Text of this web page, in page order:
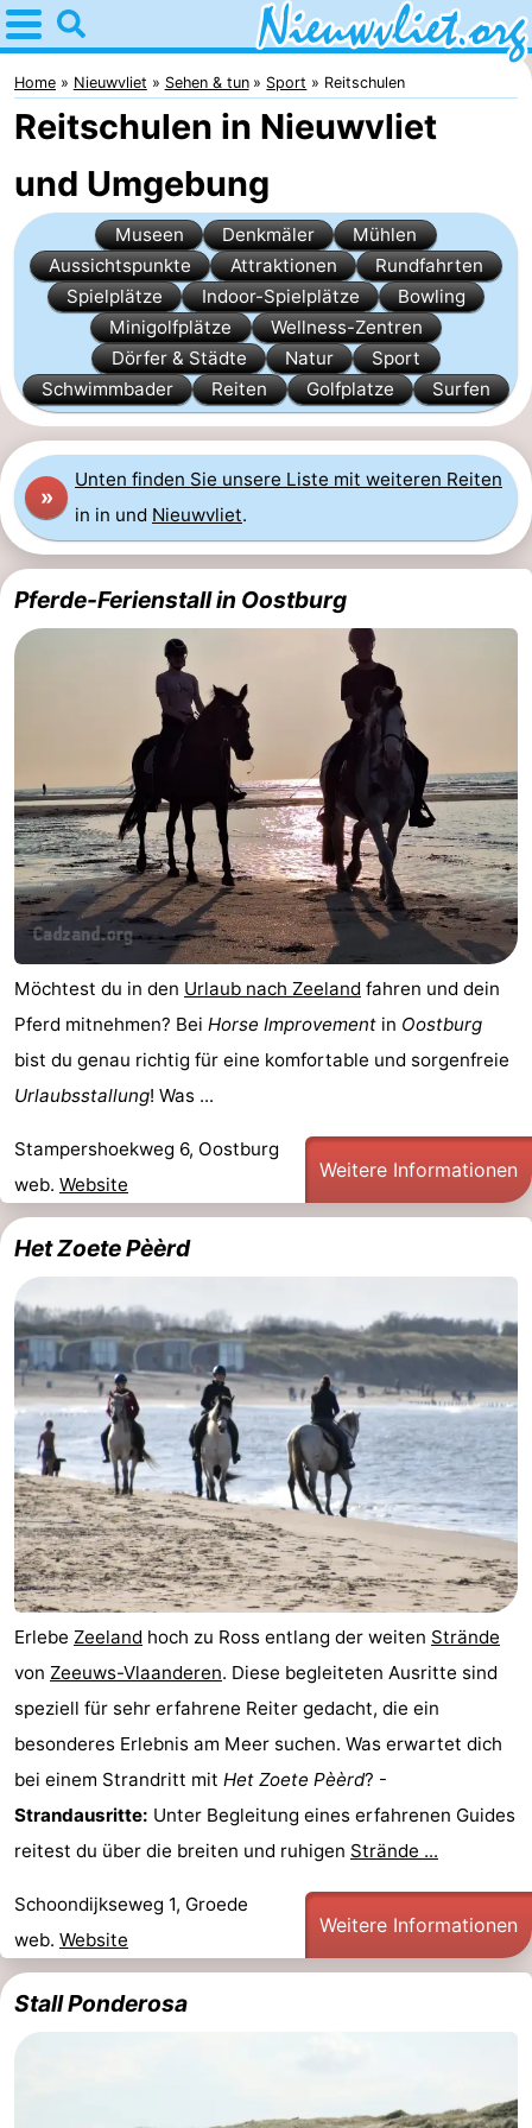
Home
Nieuwvliet
Tipps
Für
kindern
Übernachten
Appartements
Campingplätze
Ferienhäuser
-
Bad
Meersee
-
Beach
Resort
De
-
Résidence
Cadzand-
Bad
Resort
Nieuwvliet-
Bad
-
Schoneveld
-
Strand
Resort
Bad
-
Waterdunen
-
Zonneweelde
-
Zwinhoeve
Hotels
Lastminutes
Strand
Sehen
&
tun
-
Museen
-
Denkmäler
-
Mühlen
-
Aussichtspunkte
Attraktionen
-
Rundfahrten
-
Spielplätze
-
Indoor-
Spielplätze
-
Bowling
-
Minigolfplätze
Wellness-
Zentren
Dörfer
&
Städte
Natur
Sport
Home Nieuwvliet Sehen & tun Sport Reitschulen
Reitschulen in Nieuwvliet
und Umgebung
Museen Denkmäler
Mühlen
Aussichtspunkte
Attraktionen
Rundfahrten
Spielplätze
Indoor-Spielplätze
Bowling
Minigolfplätze
Wellness-Zentren
Dörfer & Städte
Natur
Sport
Schwimmbader
Reiten Golfplatze Surfen
»
Unten finden Sie unsere Liste mit weiteren Reiten
in in und Nieuwvliet.
Pferde-Ferienstall in Oostburg
Möchtest du in den Urlaub nach Zeeland fahren und dein
Pferd mitnehmen? Bei Horse Improvement in Oostburg
bist du genau richtig für eine komfortable und sorgenfreie
Urlaubsstallung! Was ...
Stampershoekweg 6, Oostburg
web. Website
Weitere Informationen
Het Zoete Pèèrd
Erlebe Zeeland hoch zu Ross entlang der weiten Strände
von Zeeuws-Vlaanderen. Diese begleiteten Ausritte sind
speziell für sehr erfahrene Reiter gedacht, die ein
besonderes Erlebnis am Meer suchen. Was erwartet dich
bei einem Strandritt mit Het Zoete Pèèrd? -
Strandausritte: Unter Begleitung eines erfahrenen Guides
reitest du über die breiten und ruhigen Strände ...
Schoondijkseweg 1, Groede
web. Website
Weitere Informationen
Stall Ponderosa